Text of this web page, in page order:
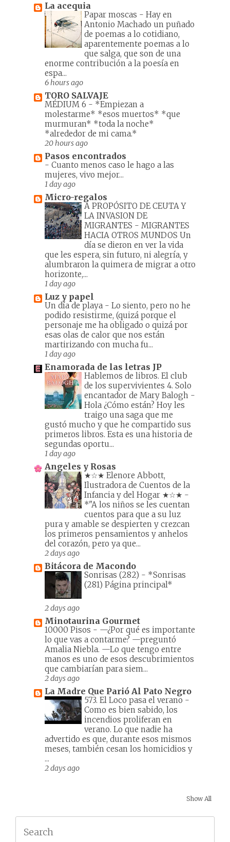
La acequia
Papar moscas - Hay en
Antonio Machado un puñado
de poemas a lo cotidiano,
aparentemente poemas a lo
que salga, que son de una
enorme contribución a la poesía en
espa...
6 hours ago
TORO SALVAJE
MÉDIUM 6 - *Empiezan a
molestarme* *esos muertos* *que
murmuran* *toda la noche*
*alrededor de mi cama.*
20 hours ago
Pasos encontrados
- Cuanto menos caso le hago a las
mujeres, vivo mejor...
1 day ago
Micro-regalos
A PROPÓSITO DE CEUTA Y
LA INVASION DE
MIGRANTES - MIGRANTES
HACIA OTROS MUNDOS Un
día se dieron en ver la vida
que les espera, sin futuro, ni alegría, y
alumbraron la quimera de migrar a otro
horizonte,...
1 day ago
Luz y papel
Un día de playa - Lo siento, pero no he
podido resistirme, (quizá porque el
personaje me ha obligado o quizá por
esas olas de calor que nos están
martirizando con mucha fu...
1 day ago
Enamorada de las letras JP
Hablemos de libros. El club
de los supervivientes 4. Solo
encantador de Mary Balogh -
Hola ¿Cómo están? Hoy les
traigo una saga que me
gustó mucho y que he compartido sus
primeros libros. Esta es una historia de
segundas oportu...
1 day ago
Angeles y Rosas
★☆★ Elenore Abbott,
Ilustradora de Cuentos de la
Infancia y del Hogar ★☆★ -
*"A los niños se les cuentan
cuentos para que a su luz
pura y amable se despierten y crezcan
los primeros pensamientos y anhelos
del corazón, pero ya que...
2 days ago
Bitácora de Macondo
Sonrisas (282) - *Sonrisas
(281) Página principal*
2 days ago
Minotaurina Gourmet
10000 Pisos - —¿Por qué es importante
lo que vas a contarme? —preguntó
Amalia Niebla. —Lo que tengo entre
manos es uno de esos descubrimientos
que cambiarían para siem...
2 days ago
La Madre Que Parió Al Pato Negro
573. El Loco pasa el verano -
Como es bien sabido, los
incendios proliferan en
verano. Lo que nadie ha
advertido es que, durante esos mismos
meses, también cesan los homicidios y
...
2 days ago
Show All